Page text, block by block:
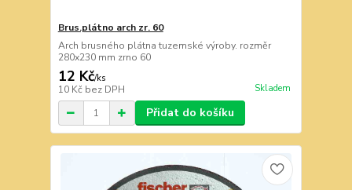
Brus.plátno arch zr. 60
Arch brusného plátna tuzemské výroby. rozměr
280x230 mm zrno 60
12 Kč/ks
10 Kč bez DPH Skladem
Přidat do košíku